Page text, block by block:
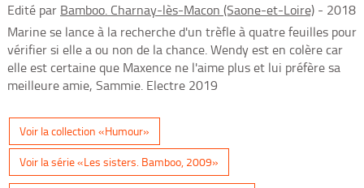
Edité par Bamboo. Charnay-lès-Macon (Saone-et-Loire) - 2018
Marine se lance à la recherche d'un trèfle à quatre feuilles pour
vérifier si elle a ou non de la chance. Wendy est en colère car
elle est certaine que Maxence ne l'aime plus et lui préfère sa
meilleure amie, Sammie. Electre 2019
Voir la collection «Humour»
Voir la série «Les sisters. Bamboo, 2009»